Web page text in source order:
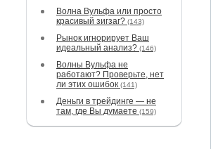
Волна Вульфа или просто
красивый зигзаг? (143)
Рынок игнорирует Ваш
идеальный анализ? (146)
Волны Вульфа не
работают? Проверьте, нет
ли этих ошибок (141)
Деньги в трейдинге — не
там, где Вы думаете (159)